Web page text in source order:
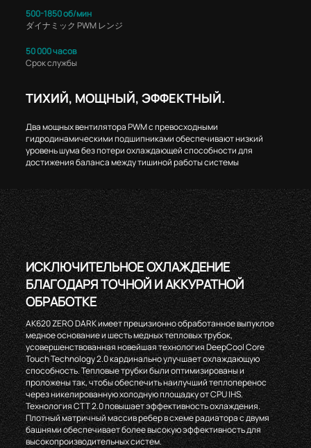
500-1850 об/мин
ダイナミック PWM レンジ
50 000 часов
Cрок службы
ТИХИЙ, МОЩНЫЙ, ЭФФЕКТНЫЙ.
Два мощных вентилятора PWM с превосходными
гидродинамическими подшипниками обеспечивают низкий
уровень шума без потери охлаждающей способности для
достижения баланса между тишиной работы системы
ИСКЛЮЧИТЕЛЬНОЕ ОХЛАЖДЕНИЕ
БЛАГОДАРЯ ТОЧНОЙ И АККУРАТНОЙ
ОБРАБОТКЕ
AK620 ZERO DARK имеет прецизионно обработанное выпуклое
медное основание и шесть медных тепловых трубок,
усовершенствованная новейшая технология DeepCool Core
Touch Technology 2.0 кардинально улучшает охлаждающую
способность. Тепловые трубки были оптимизированы и
проложены так, чтобы обеспечить наилучший теплоперенос
через никелированную холодную площадку от CPU IHS.
Технология CTT 2.0 повышает эффективность охлаждения.
Плотный матричный массив ребер в схеме радиатора с двумя
башнями обеспечивает более высокую эффективность для
высокопроизводительных систем.